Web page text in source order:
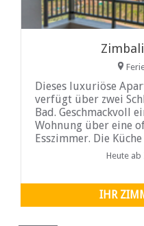
Dieses luxuriöse
verfügt über zwei
Bad. Geschmackvoll
Wohnung über eine
Esszimmer. Die
Heute ab
IHR